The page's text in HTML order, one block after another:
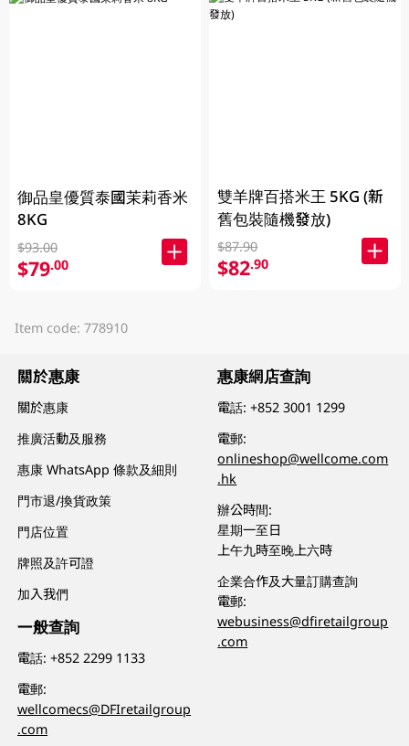
御品皇優質泰國茉莉香米
8KG
$93.00
$79.00
雙羊牌百搭米王 5KG (新
舊包裝隨機發放)
$87.90
$82.90
Item code: 778910
關於惠康
關於惠康
推廣活動及服務
惠康 WhatsApp 條款及細則
門市退/換貨政策
門店位置
牌照及許可證
加入我們
一般查詢
電話:+852 2299 1133
電郵:
wellcomecs@DFIretailgroup
.com
惠康網店查詢
電話:+852 3001 1299
電郵:
onlineshop@wellcome.com
.hk
辦公時間:
星期一至日
上午九時至晚上六時
企業合作及大量訂購查詢
電郵:
webusiness@dfiretailgroup
.com